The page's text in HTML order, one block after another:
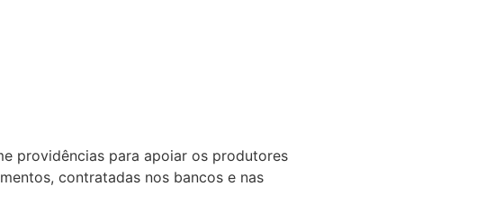
providências para apoiar os produtores
contratadas nos bancos e nas